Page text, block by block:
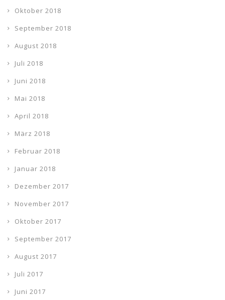
Oktober 2018
September 2018
August 2018
Juli 2018
Juni 2018
Mai 2018
April 2018
März 2018
Februar 2018
Januar 2018
Dezember 2017
November 2017
Oktober 2017
September 2017
August 2017
Juli 2017
Juni 2017